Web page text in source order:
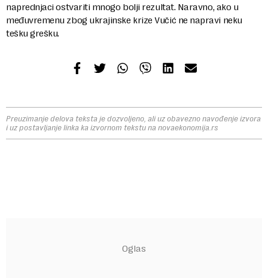
naprednjaci ostvariti mnogo bolјi rezultat. Naravno, ako u
međuvremenu zbog ukrajinske krize Vučić ne napravi neku
tešku grešku.
Preuzimanje delova teksta je dozvoljeno, ali uz obavezno navođenje izvora
i uz postavljanje linka ka izvornom tekstu na novaekonomija.rs